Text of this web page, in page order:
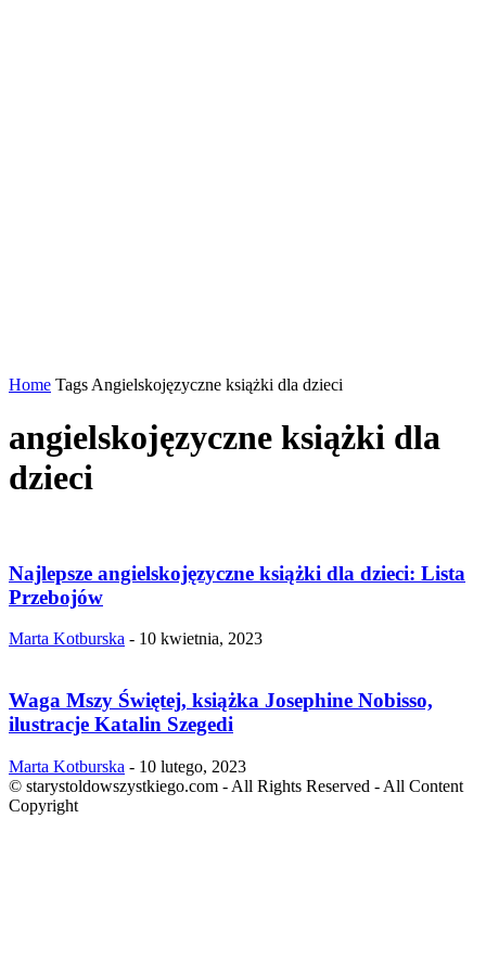
Home Tags Angielskojęzyczne książki dla dzieci
angielskojęzyczne książki dla
dzieci
Najlepsze angielskojęzyczne książki dla dzieci: Lista
Przebojów
Marta Kotburska - 10 kwietnia, 2023
Waga Mszy Świętej, książka Josephine Nobisso,
ilustracje Katalin Szegedi
Marta Kotburska - 10 lutego, 2023
© starystoldowszystkiego.com - All Rights Reserved - All Content
Copyright